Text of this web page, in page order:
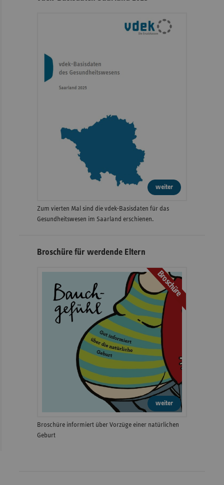
weiter
Zum vierten Mal sind die vdek-Basisdaten für das
Gesundheitswesen im Saarland erschienen.
Broschüre für werdende Eltern
Broschüre
weiter
Broschüre informiert über Vorzüge einer natürlichen
Geburt